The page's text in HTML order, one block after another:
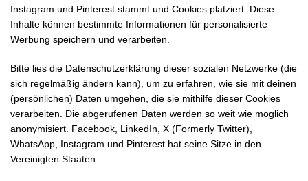
Instagram und Pinterest stammt und Cookies platziert. Diese
Inhalte können bestimmte Informationen für personalisierte
Werbung speichern und verarbeiten.
Bitte lies die Datenschutzerklärung dieser sozialen Netzwerke (die
sich regelmäßig ändern kann), um zu erfahren, wie sie mit deinen
(persönlichen) Daten umgehen, die sie mithilfe dieser Cookies
verarbeiten. Die abgerufenen Daten werden so weit wie möglich
anonymisiert. Facebook, LinkedIn, X (Formerly Twitter),
WhatsApp, Instagram und Pinterest hat seine Sitze in den
Vereinigten Staaten